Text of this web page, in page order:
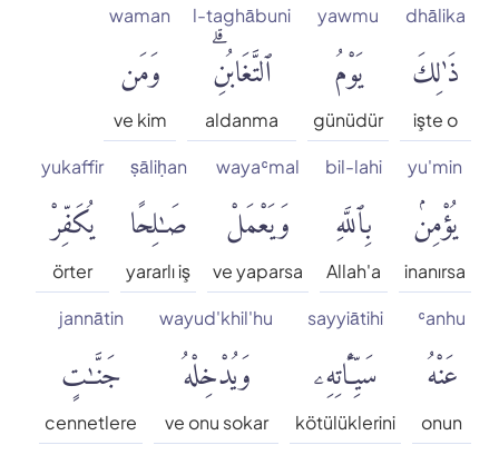
dhālika
ذَٰلِكَ
işte o
yawmu
يَوْمُ
günüdür
l-taghābuni
ٱلتَّغَابُنِۗ
aldanma
waman
وَمَن
ve kim
yu'min
يُؤْمِنۢ
inanırsa
bil-lahi
بِٱللَّهِ
Allah'a
wayaʿmal
وَيَعْمَلْ
ve yaparsa
ṣāliḥan
صَٰلِحًا
yararlı iş
yukaffir
يُكَفِّرْ
örter
ʿanhu
عَنْهُ
onun
sayyiātihi
سَيِّـَٔاتِهِۦ
kötülüklerini
wayud'khil'hu
وَيُدْخِلْهُ
ve onu sokar
jannātin
جَنَّٰتٍ
cennetlere